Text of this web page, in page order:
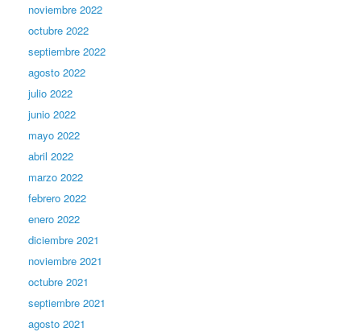
noviembre 2022
octubre 2022
septiembre 2022
agosto 2022
julio 2022
junio 2022
mayo 2022
abril 2022
marzo 2022
febrero 2022
enero 2022
diciembre 2021
noviembre 2021
octubre 2021
septiembre 2021
agosto 2021